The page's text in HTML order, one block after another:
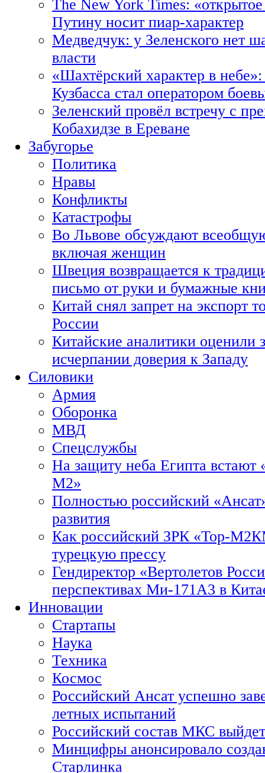
The New York Times:
Путину носит пиар-характер
Медведчук: у Зеленского нет
власти
«Шахтёрский характер в
Кузбасса стал оператором
Зеленский провёл встречу с
Кобахидзе в Ереване
Забугорье
Политика
Нравы
Конфликты
Катастрофы
Во Львове обсуждают
включая женщин
Швеция возвращается к
письмо от руки и бумажные
Китай снял запрет на экспорт
России
Китайские аналитики оценили
исчерпании доверия к Западу
Силовики
Армия
Оборонка
МВД
Спецслужбы
На защиту неба Египта встают
М2»
Полностью российский
развития
Как российский ЗРК «Тор-
турецкую прессу
Гендиректор «Вертолетов
перспективах Ми-171А3 в
Инновации
Стартапы
Наука
Техника
Космос
Российский Ансат успешно
летных испытаний
Российский состав МКС
Минцифры анонсировало
Старлинка